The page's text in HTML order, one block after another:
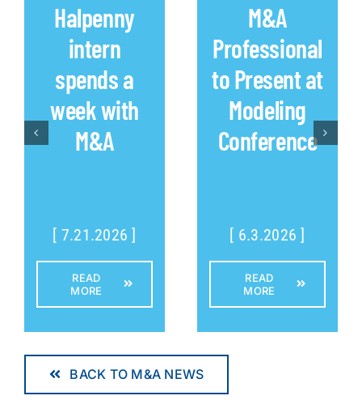
Halpenny
intern
spends a
week with
M&A
[ 7.21.2026 ]
READ
MORE
M&A
Professional
to Present at
Modeling
Conference
[ 6.3.2026 ]
READ
MORE
BACK TO M&A NEWS